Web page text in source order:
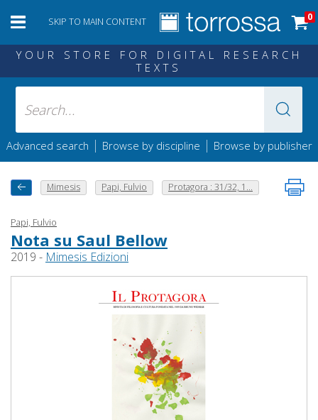
SKIP TO MAIN CONTENT 0
YOUR STORE FOR DIGITAL RESEARCH
TEXTS
Advanced search | Browse by discipline | Browse by publisher
Mimesis Papi, Fulvio Protagora : 31/32, 1...
Papi, Fulvio
Nota su Saul Bellow
2019 - Mimesis Edizioni